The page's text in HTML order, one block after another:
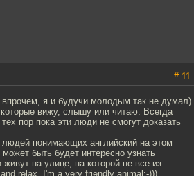
# 11
я и будучи молодым так не думал).
вижу, слышу или читаю. Всегда
пор пока эти люди не смогут доказать
понимающих английский на этом
быть будет интересно узнать
на улице, на которой не все из
relax, I'm a very friendly animal:-)))